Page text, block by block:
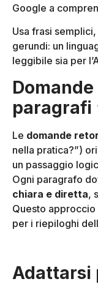
Google a
Usa frasi
gerundi: un
leggibile sia per
paragrafi
Le domande
nella pratica?”)
un passaggio
Ogni paragrafo
chiara e diretta,
Questo
per i riepiloghi
Adattarsi